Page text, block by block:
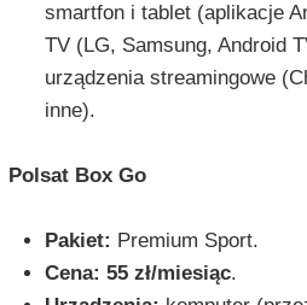
smartfon i tablet (aplikacje
TV (LG, Samsung, Android
urządzenia streamingowe
inne).
Polsat Box Go
Pakiet: Premium Sport.
Cena: 55 zł/miesiąc.